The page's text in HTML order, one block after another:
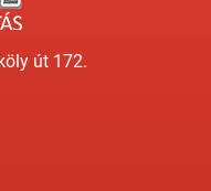
út 172.